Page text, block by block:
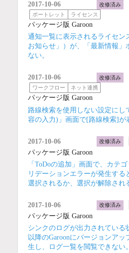
2017-10-06
改修済み
ポートレット
ライセンス
パッケージ版 Garoon
通知一覧に表示されるライセン
お知らせ」）が、「最新情報」
ない。
2017-10-06
改修済み
ワークフロー
ネット連携
パッケージ版 Garoon
路線検索を使用しない設定にし
容の入力)」画面で[路線検索]が
2017-10-06 改修済み
パッケージ版 Garoon
「ToDoの追加」画面で、カテ
リデーションエラーが発生す
選択されるか、選択が解除され
2017-10-06 改修済み
パッケージ版 Garoon
シンクのログが出力されている
以降のGaroonにバージョンアッ
生し、ログ一覧を閲覧できない。